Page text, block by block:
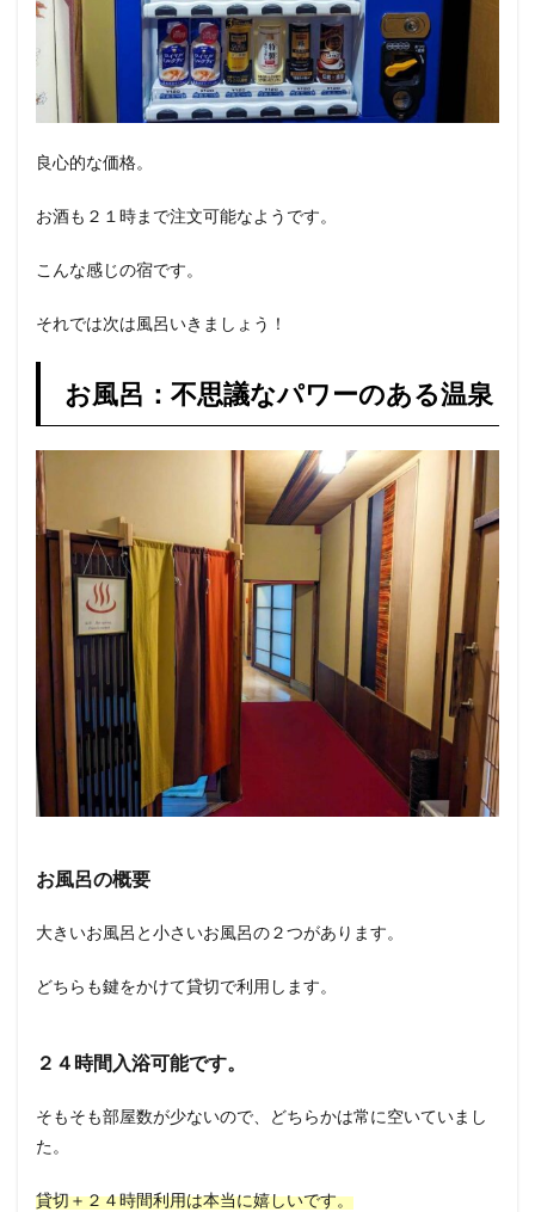
良心的な価格。
お酒も２１時まで注文可能なようです。
こんな感じの宿です。
それでは次は風呂いきましょう！
お風呂：不思議なパワーのある温泉
お風呂の概要
大きいお風呂と小さいお風呂の２つがあります。
どちらも鍵をかけて貸切で利用します。
２４時間入浴可能です。
そもそも部屋数が少ないので、どちらかは常に空いていまし
た。
貸切＋２４時間利用は本当に嬉しいです。